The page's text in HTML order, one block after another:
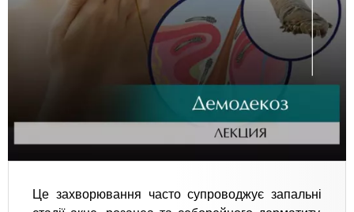
Це захворювання часто супроводжує запальні